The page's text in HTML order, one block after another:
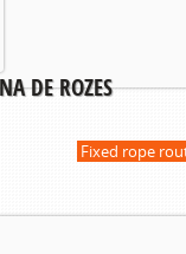
DE ROZES
Fixed rope